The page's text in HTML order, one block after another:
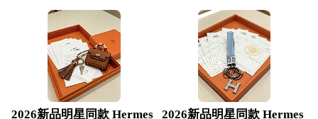
2026新品明星同款 Hermes
2026新品明星同款 Hermes